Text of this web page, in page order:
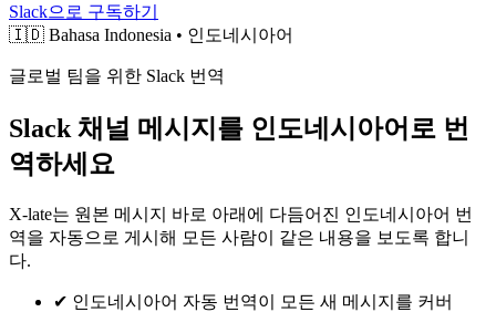
Slack으로 구독하기
🇮🇩 Bahasa Indonesia • 인도네시아어
글로벌 팀을 위한 Slack 번역
Slack 채널 메시지를 인도네시아어로 번
역하세요
X-late는 원본 메시지 바로 아래에 다듬어진 인도네시아어 번
역을 자동으로 게시해 모든 사람이 같은 내용을 보도록 합니
다.
✔ 인도네시아어 자동 번역이 모든 새 메시지를 커버